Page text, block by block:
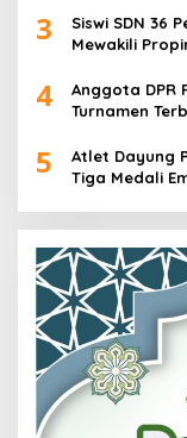
3
Siswi SDN 36
Mewakili
4
Anggota DPR
Turnamen
5
Atlet Dayung
Tiga Medali